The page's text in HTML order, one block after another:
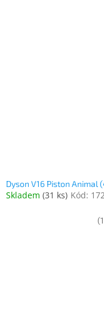
Dyson V16 Piston Animal
Skladem (31 ks) Kód: